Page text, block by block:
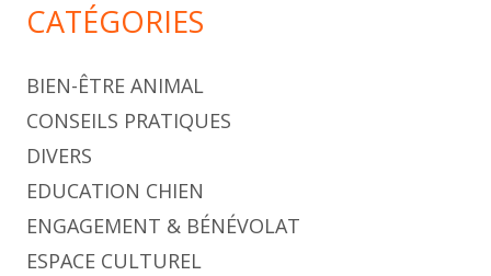
CATÉGORIES
BIEN-ÊTRE ANIMAL
CONSEILS PRATIQUES
DIVERS
EDUCATION CHIEN
ENGAGEMENT & BÉNÉVOLAT
ESPACE CULTUREL